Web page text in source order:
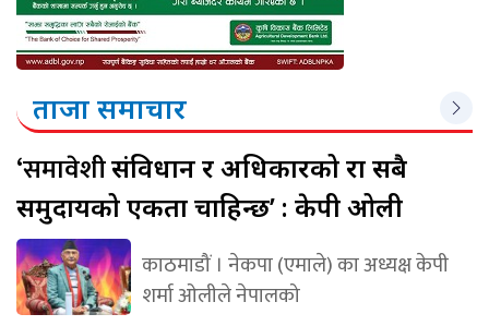
ताजा समाचार
‘समावेशीसंविधान र अधिकारको रक्षा सबै
समुदायको एकता चाहिन्छ’ : केपी ओली
काठमाडौं । नेकपा (एमाले) का अध्यक्ष केपी
शर्मा ओलीले नेपालको